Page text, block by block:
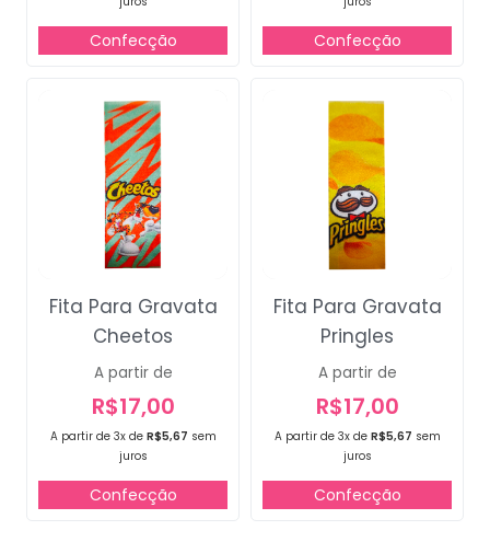
Confecção Confecção
A partir de 3x de R$5,67 sem
juros
Fita Para Gravata
Cheetos
A partir de
R$17,00
Confecção
A partir de 3x de R$5,67 sem
juros
Fita Para Gravata
Pringles
A partir de
R$17,00
Confecção